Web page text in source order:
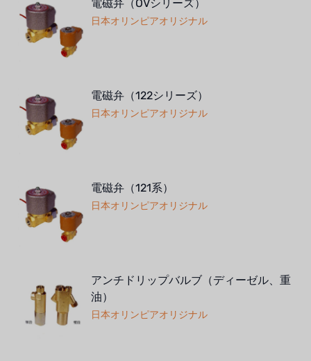
電磁弁（OVシリーズ）
日本オリンピアオリジナル
電磁弁（122シリーズ）
日本オリンピアオリジナル
電磁弁（121系）
日本オリンピアオリジナル
アンチドリップバルブ（ディーゼル、重
油）
日本オリンピアオリジナル